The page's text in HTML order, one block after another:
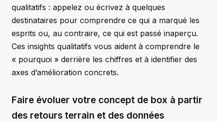
qualitatifs : appelez ou écrivez à quelques
destinataires pour comprendre ce qui a marqué les
esprits ou, au contraire, ce qui est passé inaperçu.
Ces insights qualitatifs vous aident à comprendre le
« pourquoi » derrière les chiffres et à identifier des
axes d’amélioration concrets.
Faire évoluer votre concept de box à partir
des retours terrain et des données